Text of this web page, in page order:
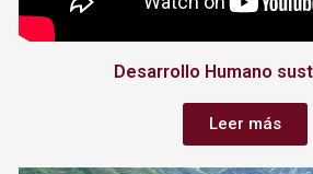
Desarrollo Humano
Leer más